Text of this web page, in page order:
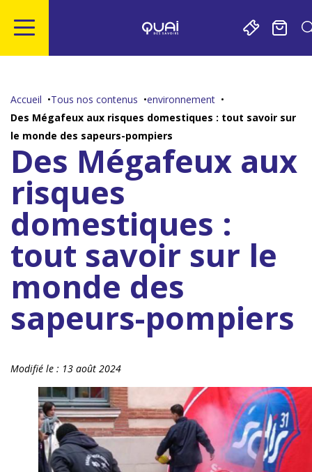
contenu
page
Accueil Tous nos contenus
environnement
Des Mégafeux aux risques domestiques : tout savoir sur
le monde des sapeurs-pompiers
Des Mégafeux aux
risques
domestiques :
tout savoir sur le
monde des
sapeurs-pompiers
Modifié le : 13 août 2024